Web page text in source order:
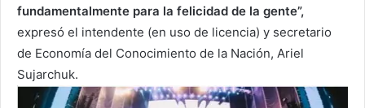
fundamentalmente para la felicidad de la gente”,
expresó el intendente (en uso de licencia) y secretario
de Economía del Conocimiento de la Nación, Ariel
Sujarchuk.